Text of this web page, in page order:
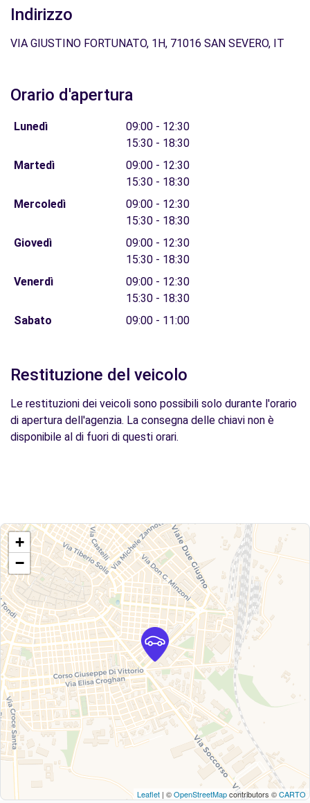
Indirizzo
VIA GIUSTINO FORTUNATO, 1H, 71016 SAN SEVERO, IT
Orario d'apertura
Lunedì
09:00 - 12:30
15:30 - 18:30
Martedì
09:00 - 12:30
15:30 - 18:30
Mercoledì
09:00 - 12:30
15:30 - 18:30
Giovedì
09:00 - 12:30
15:30 - 18:30
Venerdì
09:00 - 12:30
15:30 - 18:30
Sabato
09:00 - 11:00
Restituzione del veicolo
Le restituzioni dei veicoli sono possibili solo durante l'orario
di apertura dell'agenzia. La consegna delle chiavi non è
disponibile al di fuori di questi orari.
+
−
Leaflet | ©OpenStreetMapcontributors ©CARTO